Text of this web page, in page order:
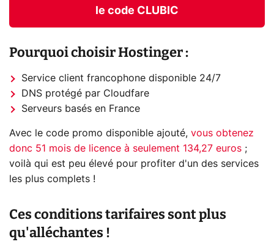
le code CLUBIC
Pourquoi choisir Hostinger :
Service client francophone disponible 24/7
DNS protégé par Cloudfare
Serveurs basés en France
Avec le code promo disponible ajouté, vous obtenez
donc 51 mois de licence à seulement 134,27 euros ;
voilà qui est peu élevé pour profiter d'un des services
les plus complets !
Ces conditions tarifaires sont plus
qu'alléchantes !